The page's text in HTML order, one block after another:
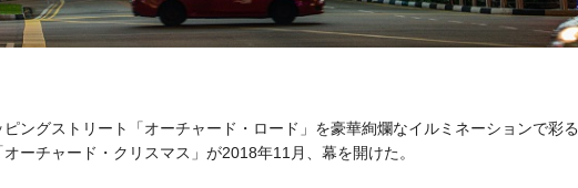
ングストリート「オーチャード・ロード」を豪華絢爛なイルミネーションで彩る
ーチャード・クリスマス」が2018年11月、幕を開けた。